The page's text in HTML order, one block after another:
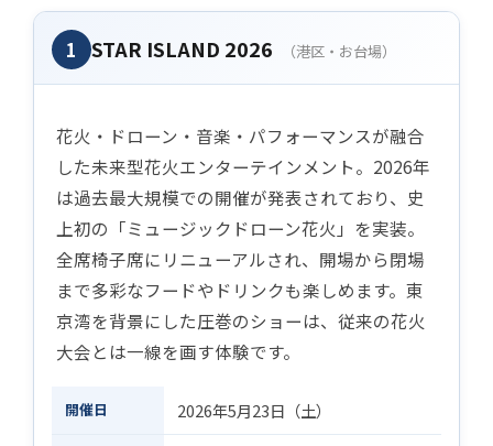
1 STAR ISLAND 2026 （港区・お台場）
花火・ドローン・音楽・パフォーマンスが融合
した未来型花火エンターテインメント。2026年
は過去最大規模での開催が発表されており、史
上初の「ミュージックドローン花火」を実装。
全席椅子席にリニューアルされ、開場から閉場
まで多彩なフードやドリンクも楽しめます。東
京湾を背景にした圧巻のショーは、従来の花火
大会とは一線を画す体験です。
開催日 2026年5月23日（土）